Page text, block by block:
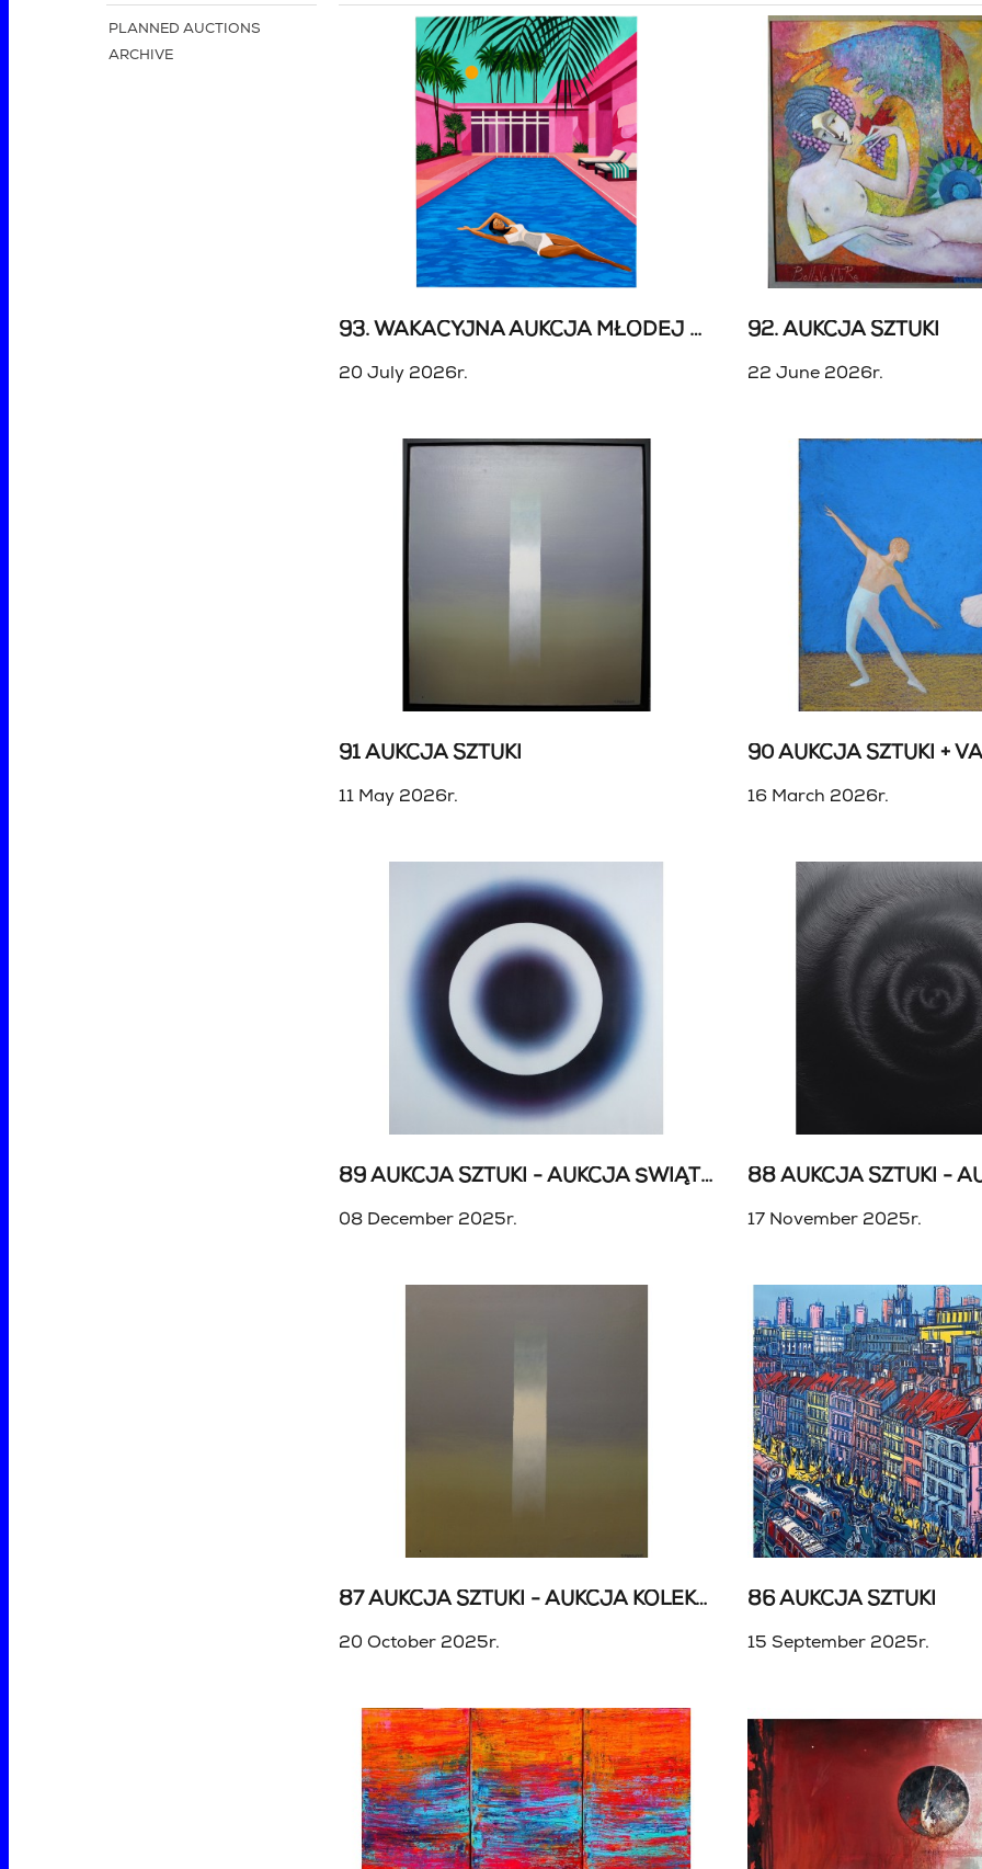
PLANNED AUCTIONS
ARCHIVE
93. WAKACYJNA AUKCJA MŁODEJ SZTUKI
20 July 2026r.
92. AUKCJA SZTUKI
22 June 2026r.
91 AUKCJA SZTUKI
11 May 2026r.
90 AUKCJA SZTUKI +
16 March 2026r.
89 AUKCJA SZTUKI - AUKCJA ŚWIĄTECZNA + VARIA
08 December 2025r. 17 November 2025r.
87 AUKCJA SZTUKI - AUKCJA KOLEKCJONERSKA
20 October 2025r.
86 AUKCJA SZTUKI
15 September 2025r.